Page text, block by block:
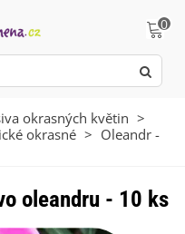
0
okrasných květin >
okrasné > Oleandr -
oleandru - 10 ks